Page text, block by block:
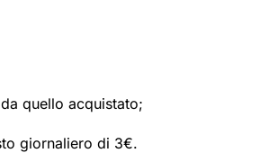
quello acquistato;
giornaliero di 3€.